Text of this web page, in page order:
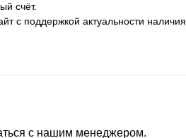
счёт.
с поддержкой актуальности наличия
с нашим менеджером.